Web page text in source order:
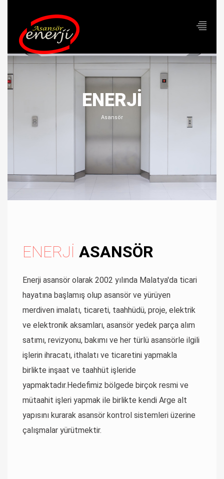
ENERJİ
Asansör
ENERJİ ASANSÖR
Enerji asansör olarak 2002 yılında Malatya'da ticari
hayatına başlamış olup asansör ve yürüyen
merdiven imalatı, ticareti, taahhüdü, proje, elektrik
ve elektronik aksamları, asansör yedek parça alım
satımı, revizyonu, bakımı ve her türlü asansörle ilgili
işlerin ihracatı, ithalatı ve ticaretini yapmakla
birlikte inşaat ve taahhüt işleride
yapmaktadır.Hedefimiz bölgede birçok resmi ve
mütaahit işleri yapmak ile birlikte kendi Arge alt
yapısını kurarak asansör kontrol sistemleri üzerine
çalışmalar yürütmektir.
ANASAYFA
KURUMSAL
HAKKIMIZDA
ÇÖZÜM ORTAKLARIMIZ
DEVAM EDEN ASANSÖR MONTAJ
PROJELERIMIZ